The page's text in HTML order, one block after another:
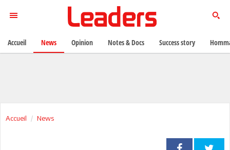
Accueil News
Accueil News Opinion Notes & Docs Success story